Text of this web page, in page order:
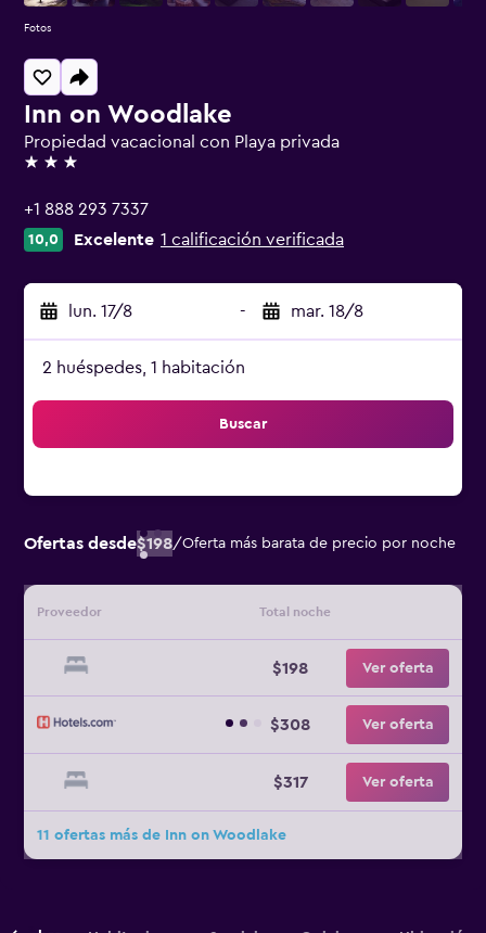
Inn on Woodlake
Propiedad vacacional con Playa privada
3 estrellas
+1 888 293 7337
10,0 Excelente 1 calificación verificada
lun. 17/8 - mar. 18/8
2 huéspedes, 1 habitación
Buscar
Ofertas desde$198/Oferta más barata de precio por noche
Proveedor Total noche
$198 Ver oferta
$308 Ver oferta
$317 Ver oferta
11 ofertas más de Inn on Woodlake
Fotos